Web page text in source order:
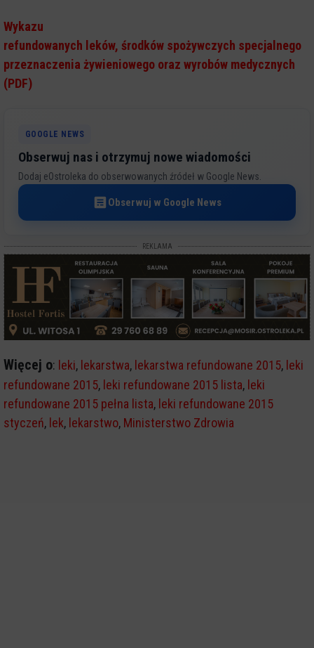
Wykazu
refundowanych leków, środków spożywczych specjalnego
przeznaczenia żywieniowego oraz wyrobów medycznych
(PDF)
GOOGLE NEWS
Obserwuj nas i otrzymuj nowe wiadomości
Dodaj eOstroleka do obserwowanych źródeł w Google News.
Obserwuj w Google News
REKLAMA
Więcej o: leki, lekarstwa, lekarstwa refundowane 2015, leki
refundowane 2015, leki refundowane 2015 lista, leki
refundowane 2015 pełna lista, leki refundowane 2015
styczeń, lek, lekarstwo, Ministerstwo Zdrowia